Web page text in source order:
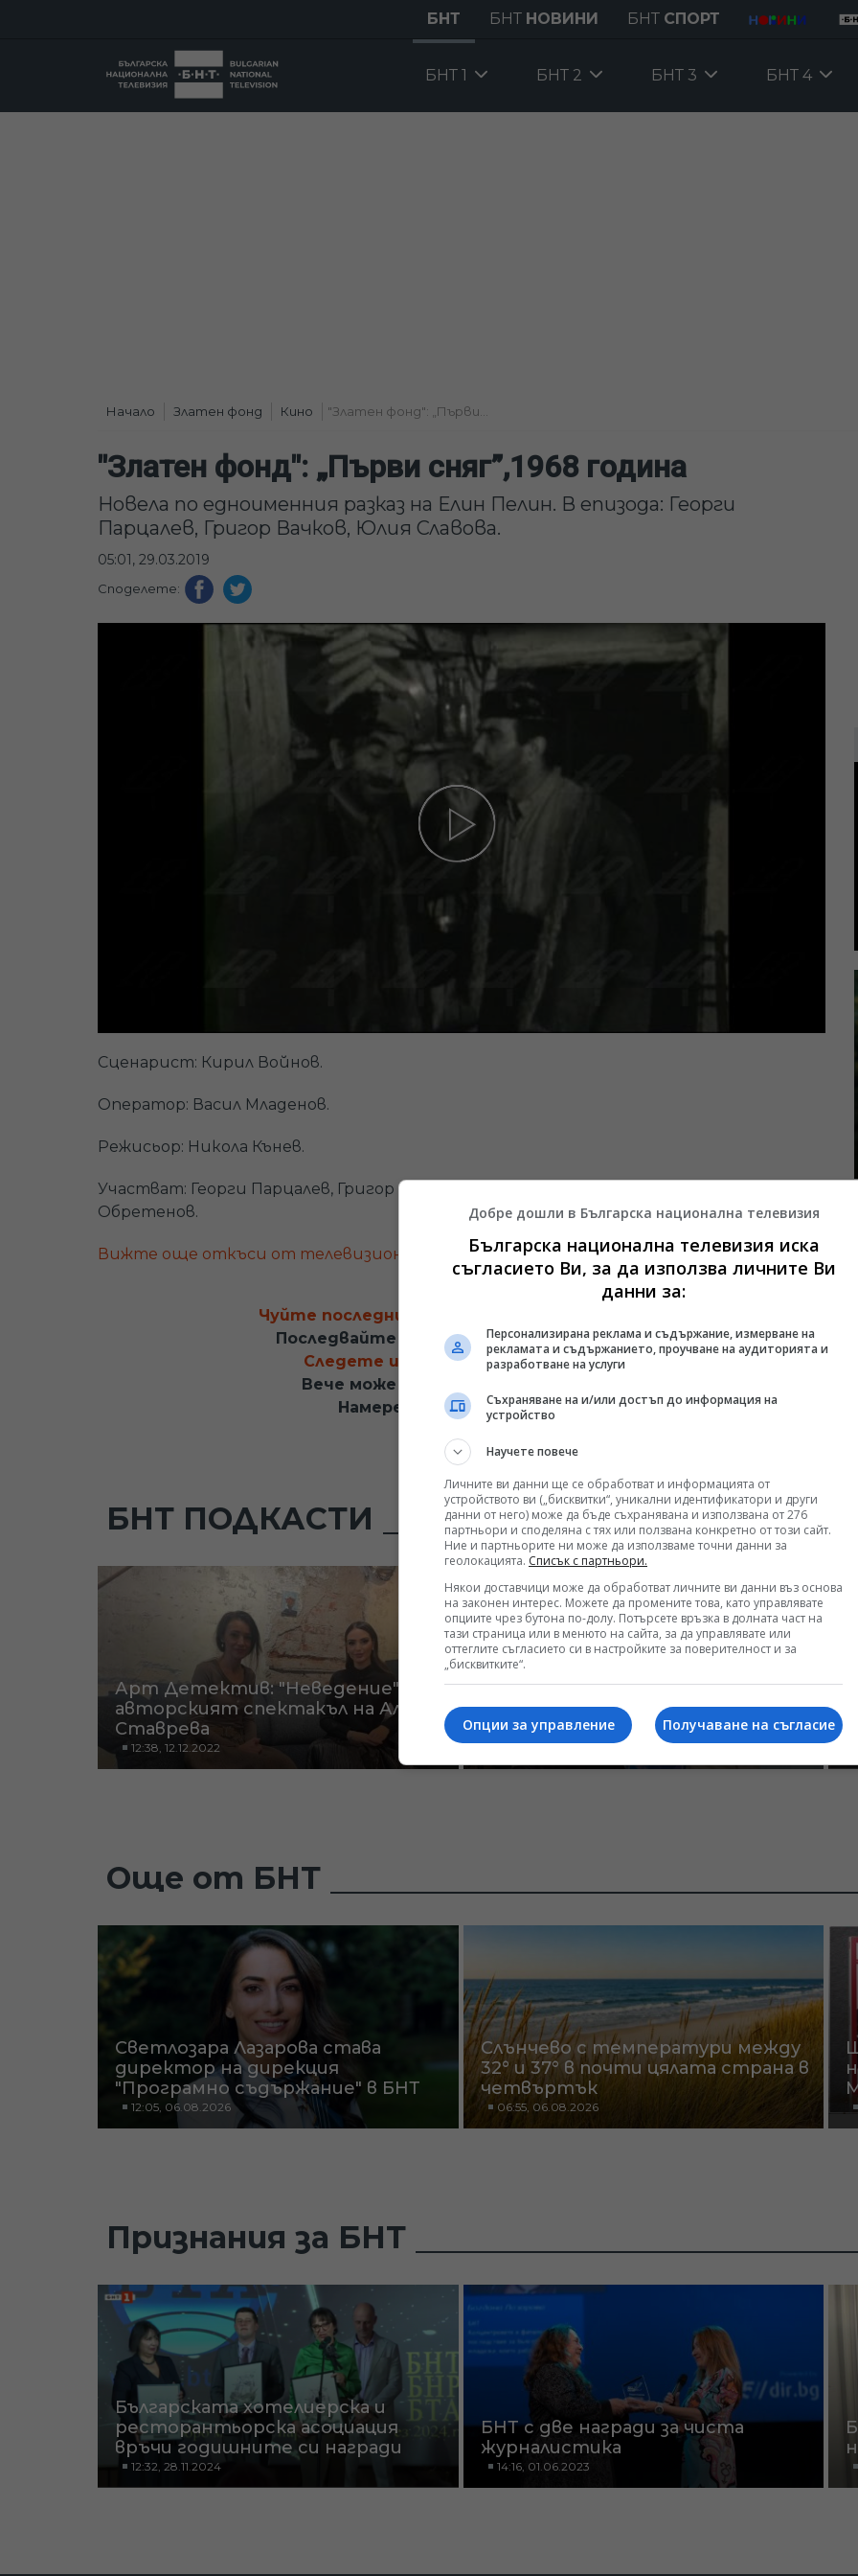
БНТ БНТ НОВИНИ БНТ СПОРТ
БНТ 1 БНТ 2 БНТ 3 БНТ 4
Начало Златен фонд Кино "Златен фонд": „Първи...
"Златен фонд": „Първи сняг”,1968 година
Новела по едноименния разказ на Елин Пелин. В епизода: Георги
Парцалев, Григор Вачков, Юлия Славова.
05:01, 29.03.2019
Споделете:
Сценарист: Кирил Войнов.
Оператор: Васил Младенов.
Режисьор: Никола Кънев.
Участват: Георги Парцалев, Григор Вачков, Юлия Славова, Сотир Майноловски, Иван
Обретенов.
Вижте още откъси от телевизионни филми.
Чуйте последните новини, където и да сте!
Последвайте ни въвFacebookиInstagram
Следете и канала на БНТ в YouTube
Вече може да ни гледате и в
Намерете ни в
Google News
БНТ ПОДКАСТИ
Арт Детектив: "Неведение" -
авторският спектакъл на Албена
Ставрева
12:38, 12.12.2022
Арт Детектив: Николай Василев
за своя документален филм за
спектакъла „Калигула“
15:39, 29.11.2022
Още от БНТ
Светлозара Лазарова става
директор на дирекция
"Програмно съдържание" в БНТ
12:05, 06.08.2026
Слънчево с температури между
32° и 37° в почти цялата страна в
четвъртък
06:55, 06.08.2026
Признания за БНТ
Българската хотелиерска и
ресторантьорска асоциация
връчи годишните си награди
12:32, 28.11.2024
БНТ с две награди за чиста
журналистика
14:16, 01.06.2023
Добре дошли в Българска национална телевизия
Българска национална телевизия иска
съгласието Ви, за да използва личните Ви
данни за:
Персонализирана реклама и съдържание, измерване на
рекламата и съдържанието, проучване на аудиторията и
разработване на услуги
Съхраняване на и/или достъп до информация на
устройство
Научете повече
Личните ви данни ще се обработват и информацията от
устройството ви („бисквитки“, уникални идентификатори и други
данни от него) може да бъде съхранявана и използвана от 276
партньори и споделяна с тях или ползвана конкретно от този сайт.
Ние и партньорите ни може да използваме точни данни за
геолокацията. Списък с партньори.
Някои доставчици може да обработват личните ви данни въз основа
на законен интерес. Можете да промените това, като управлявате
опциите чрез бутона по-долу. Потърсете връзка в долната част на
тази страница или в менюто на сайта, за да управлявате или
оттеглите съгласието си в настройките за поверителност и за
„бисквитките“.
Получаване на съгласие
Опции за управление